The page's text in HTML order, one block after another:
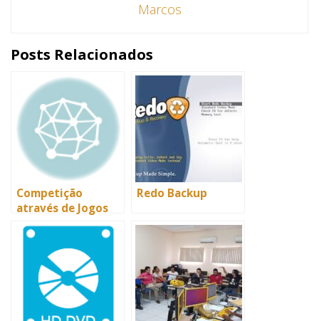
Marcos
Posts Relacionados
Competição
através de Jogos
estimula
aprendizagem dos
alunos da Escola
Municipal de
Tempo Integral
Professora Iracema
Pereira da Paixao
Redo Backup